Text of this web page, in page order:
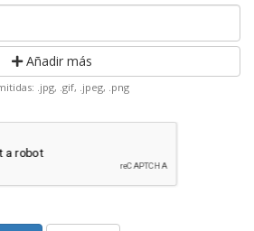
Añadir más
.jpg, .gif, .jpeg, .png